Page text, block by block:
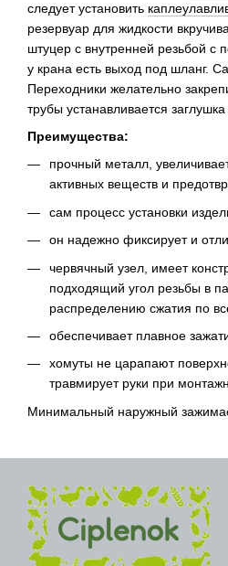
следует установить
резервуар для жидкости
штуцер с внутренней резьбой
у крана есть выход под шланг.
Переходники желательно
трубы устанавливается
Преимущества:
прочный металл,
активных веществ и
сам процесс установки
он надежно фиксирует и
червячный узел, имеет
подходящий угол резьбы в
распределению сжатия по
обеспечивает плавное
хомуты не царапают
травмирует руки при
Минимальный наружный